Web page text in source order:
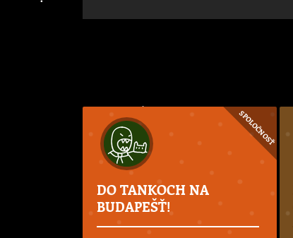
SPOLOČNOSŤ
DO TANKOCH NA
BUDAPEŠŤ!